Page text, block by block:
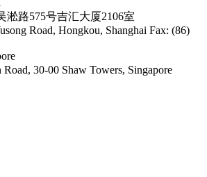
淞路575号吉汇大厦2106室
Road, Hongkou, Shanghai Fax: (86)
30-00 Shaw Towers, Singapore